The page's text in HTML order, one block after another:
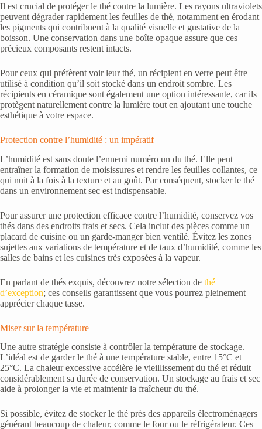
Il est crucial de protéger le thé contre la lumière. Les rayons ultraviolets
peuvent dégrader rapidement les feuilles de thé, notamment en érodant
les pigments qui contribuent à la qualité visuelle et gustative de la
boisson. Une conservation dans une boîte opaque assure que ces
précieux composants restent intacts.
Pour ceux qui préfèrent voir leur thé, un récipient en verre peut être
utilisé à condition qu’il soit stocké dans un endroit sombre. Les
récipients en céramique sont également une option intéressante, car ils
protègent naturellement contre la lumière tout en ajoutant une touche
esthétique à votre espace.
Protection contre l’humidité : un impératif
L’humidité est sans doute l’ennemi numéro un du thé. Elle peut
entraîner la formation de moisissures et rendre les feuilles collantes, ce
qui nuit à la fois à la texture et au goût. Par conséquent, stocker le thé
dans un environnement sec est indispensable.
Pour assurer une protection efficace contre l’humidité, conservez vos
thés dans des endroits frais et secs. Cela inclut des pièces comme un
placard de cuisine ou un garde-manger bien ventilé. Évitez les zones
sujettes aux variations de température et de taux d’humidité, comme les
salles de bains et les cuisines très exposées à la vapeur.
En parlant de thés exquis, découvrez notre sélection de thé
d’exception; ces conseils garantissent que vous pourrez pleinement
apprécier chaque tasse.
Miser sur la température
Une autre stratégie consiste à contrôler la température de stockage.
L’idéal est de garder le thé à une température stable, entre 15°C et
25°C. La chaleur excessive accélère le vieillissement du thé et réduit
considérablement sa durée de conservation. Un stockage au frais et sec
aide à prolonger la vie et maintenir la fraîcheur du thé.
Si possible, évitez de stocker le thé près des appareils électroménagers
générant beaucoup de chaleur, comme le four ou le réfrigérateur. Ces